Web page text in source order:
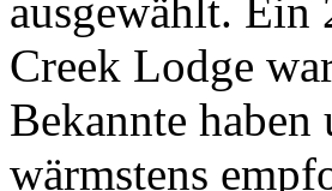
ausgewählt. Ein
Creek Lodge
Bekannte
wärmstens